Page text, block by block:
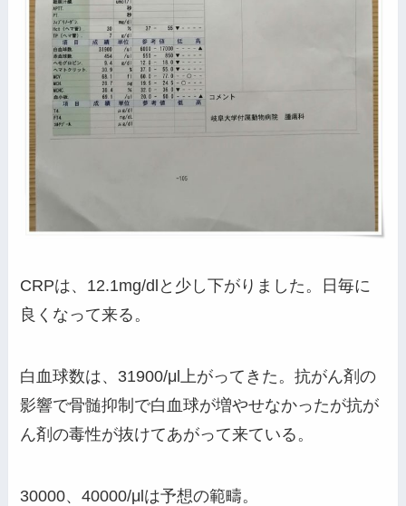
CRPは、12.1mg/dlと少し下がりました。日毎に
良くなって来る。
白血球数は、31900/μl上がってきた。抗がん剤の
影響で骨髄抑制で白血球が増やせなかったが抗が
ん剤の毒性が抜けてあがって来ている。
30000、40000/μlは予想の範疇。